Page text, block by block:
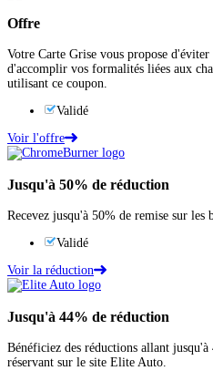
Offre
Votre Carte Grise vous propose
d'accomplir vos formalités liées aux
utilisant ce coupon.
Validé
Voir l'offre
Jusqu'à 50% de réduction
Recevez jusqu'à 50% de remise sur les
Validé
Voir la réduction
Jusqu'à 44% de réduction
Bénéficiez des réductions allant
réservant sur le site Elite Auto.